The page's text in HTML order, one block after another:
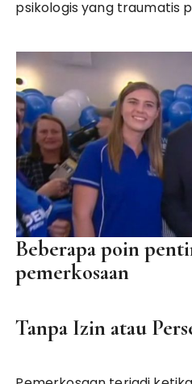
psikologis yang traumatis
Beberapa poin
pemerkosaan
Tanpa Izin atau